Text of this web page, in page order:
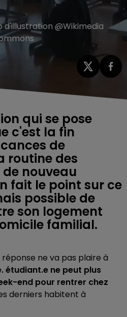
d'illustration @Wikimedia
qui se pose
c'est la fin
de
routine des
nouveau
fait le point sur ce
possible de
son logement
familial.
réponse ne va pas plaire à
étudiant.e ne peut plus
end pour rentrer chez
derniers habitent à